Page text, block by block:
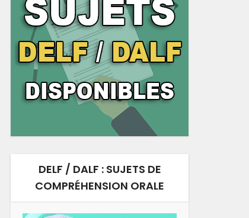
DELF / DALF : SUJETS DE
COMPRÉHENSION ORALE